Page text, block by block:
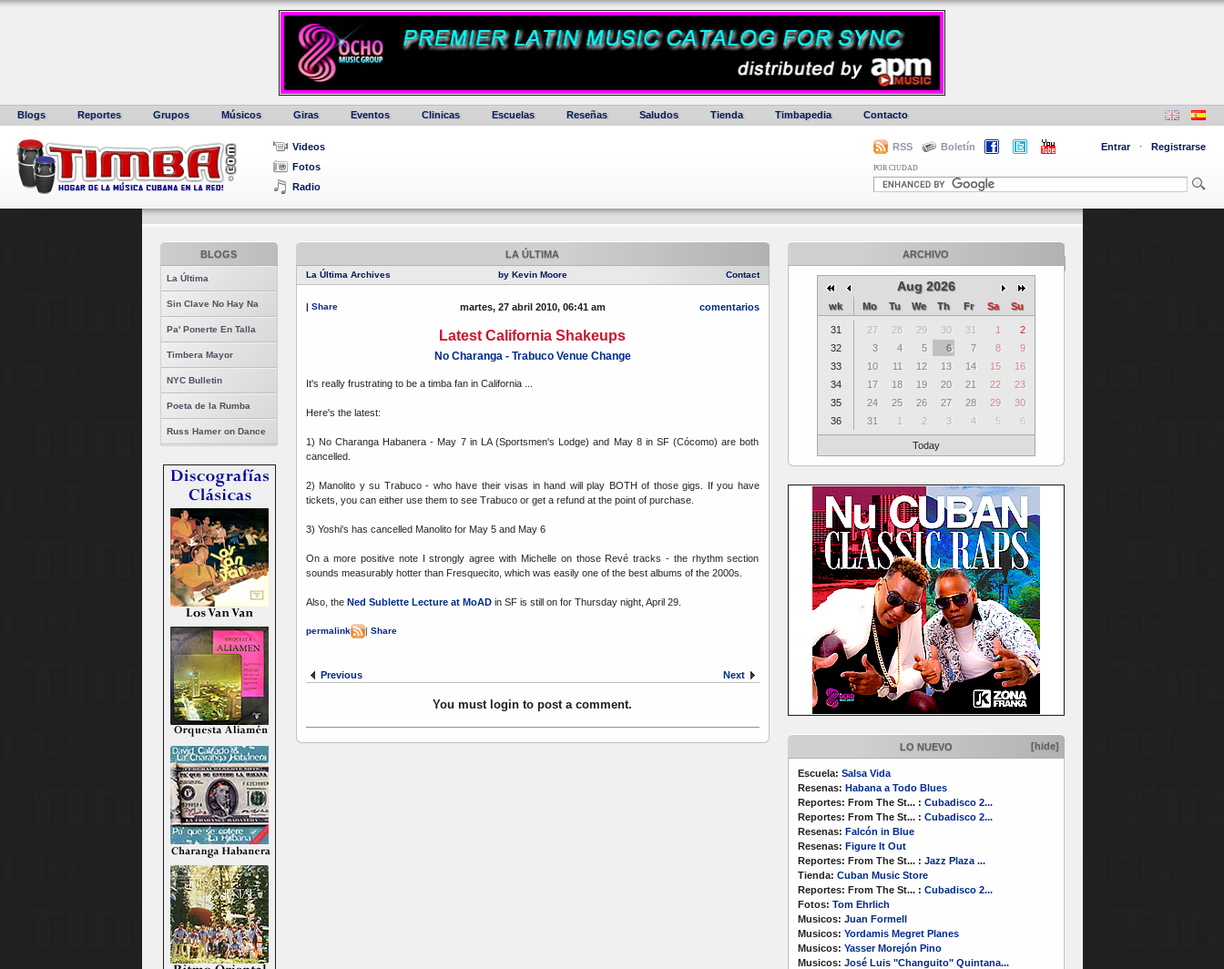
Blogs Reportes Grupos Músicos Giras Eventos Clinicas Escuelas Reseñas Saludos Tienda Timbapedia Contacto
Videos
Fotos
Radio
RSS Boletín Entrar · Registrarse
POR CIUDAD
BLOGS
La Última
Sin Clave No Hay Na
Pa' Ponerte En Talla
Timbera Mayor
NYC Bulletin
Poeta de la Rumba
Russ Hamer on Dance
ARCHIVO
Aug 2026
wk Mo Tu We Th Fr Sa Su
31 27 28 29 30 31 1
2
32
3 4 5 6 7 8
9
33
10 11 12 13 14 15
16
34
17 18 19 20 21 22
23
35
24 25 26 27 28 29
30
36
31 1 2 3 4 5 6
Today
LO NUEVO [hide]
Escuela: Salsa Vida
Resenas: Habana a Todo Blues
Reportes: From The St... : Cubadisco 2...
Reportes: From The St... : Cubadisco 2...
Resenas: Falcón in Blue
Resenas: Figure It Out
Reportes: From The St... : Jazz Plaza ...
Tienda: Cuban Music Store
Reportes: From The St... : Cubadisco 2...
Fotos: Tom Ehrlich
Musicos: Juan Formell
Musicos: Yordamis Megret Planes
Musicos: Yasser Morejón Pino
Musicos: José Luis "Changuito" Quintana...
LA ÚLTIMA
La Última Archives Contact
by Kevin Moore
| Share martes, 27 abril 2010, 06:41 am comentarios
Latest California Shakeups
No Charanga - Trabuco Venue Change
It's really frustrating to be a timba fan in California ...
Here's the latest:
1) No Charanga Habanera - May 7 in LA (Sportsmen's Lodge) and May 8 in SF (Cócomo) are both
cancelled.
2) Manolito y su Trabuco - who have their visas in hand will play BOTH of those gigs. If you have
tickets, you can either use them to see Trabuco or get a refund at the point of purchase.
3) Yoshi's has cancelled Manolito for May 5 and May 6
On a more positive note I strongly agree with Michelle on those Revé tracks - the rhythm section
sounds measurably hotter than Fresquecito, which was easily one of the best albums of the 2000s.
Also, the Ned Sublette Lecture at MoADin SF is still on for Thursday night, April 29.
permalink | Share
Previous Next
You must login to post a comment.